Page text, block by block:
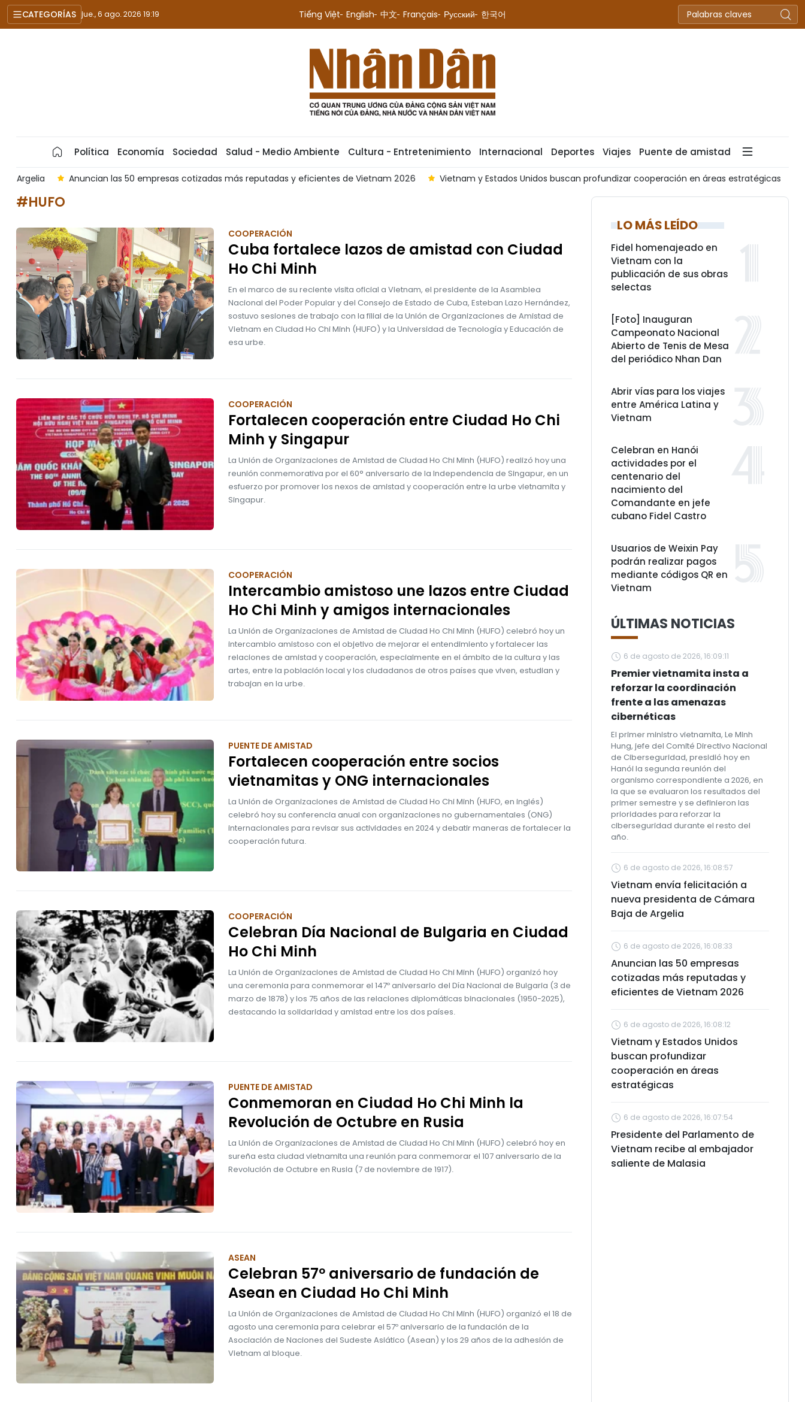
CATEGORÍAS jue., 6 ago. 2026 19:19 Tiếng Việt English 中文 Français Русский 한국어
Política Economía Sociedad Salud - Medio Ambiente Cultura - Entretenimiento Internacional Deportes Viajes Puente de amistad
Anuncian las 50 empresas cotizadas más reputadas y eficientes de Vietnam 2026 Vietnam y Estados Unidos buscan profundizar cooperación en áreas estratégicas
#HUFO
COOPERACIÓN
Cuba fortalece lazos de amistad con Ciudad
Ho Chi Minh
En el marco de su reciente visita oficial a Vietnam, el presidente de la Asamblea
Nacional del Poder Popular y del Consejo de Estado de Cuba, Esteban Lazo Hernández,
sostuvo sesiones de trabajo con la filial de la Unión de Organizaciones de Amistad de
Vietnam en Ciudad Ho Chi Minh (HUFO) y la Universidad de Tecnología y Educación de
esa urbe.
COOPERACIÓN
Fortalecen cooperación entre Ciudad Ho Chi
Minh y Singapur
La Unión de Organizaciones de Amistad de Ciudad Ho Chi Minh (HUFO) realizó hoy una
reunión conmemorativa por el 60° aniversario de la Independencia de Singapur, en un
esfuerzo por promover los nexos de amistad y cooperación entre la urbe vietnamita y
Singapur.
COOPERACIÓN
Intercambio amistoso une lazos entre Ciudad
Ho Chi Minh y amigos internacionales
La Unión de Organizaciones de Amistad de Ciudad Ho Chi Minh (HUFO) celebró hoy un
intercambio amistoso con el objetivo de mejorar el entendimiento y fortalecer las
relaciones de amistad y cooperación, especialmente en el ámbito de la cultura y las
artes, entre la población local y los ciudadanos de otros países que viven, estudian y
trabajan en la urbe.
PUENTE DE AMISTAD
Fortalecen cooperación entre socios
vietnamitas y ONG internacionales
La Unión de Organizaciones de Amistad de Ciudad Ho Chi Minh (HUFO, en inglés)
celebró hoy su conferencia anual con organizaciones no gubernamentales (ONG)
internacionales para revisar sus actividades en 2024 y debatir maneras de fortalecer la
cooperación futura.
COOPERACIÓN
Celebran Día Nacional de Bulgaria en Ciudad
Ho Chi Minh
La Unión de Organizaciones de Amistad de Ciudad Ho Chi Minh (HUFO) organizó hoy
una ceremonia para conmemorar el 147º aniversario del Día Nacional de Bulgaria (3 de
marzo de 1878) y los 75 años de las relaciones diplomáticas binacionales (1950-2025),
destacando la solidaridad y amistad entre los dos países.
PUENTE DE AMISTAD
Conmemoran en Ciudad Ho Chi Minh la
Revolución de Octubre en Rusia
La Unión de Organizaciones de Amistad de Ciudad Ho Chi Minh (HUFO) celebró hoy en
sureña esta ciudad vietnamita una reunión para conmemorar el 107 aniversario de la
Revolución de Octubre en Rusia (7 de noviembre de 1917).
ASEAN
Celebran 57º aniversario de fundación de
Asean en Ciudad Ho Chi Minh
La Unión de Organizaciones de Amistad de Ciudad Ho Chi Minh (HUFO) organizó el 18 de
agosto una ceremonia para celebrar el 57º aniversario de la fundación de la
Asociación de Naciones del Sudeste Asiático (Asean) y los 29 años de la adhesión de
Vietnam al bloque.
LO MÁS LEÍDO
Fidel homenajeado en
Vietnam con la
publicación de sus obras
selectas
[Foto] Inauguran
Campeonato Nacional
Abierto de Tenis de Mesa
del periódico Nhan Dan
Abrir vías para los viajes
entre América Latina y
Vietnam
Celebran en Hanói
actividades por el
centenario del
nacimiento del
Comandante en jefe
cubano Fidel Castro
Usuarios de Weixin Pay
podrán realizar pagos
mediante códigos QR en
Vietnam
ÚLTIMAS NOTICIAS
6 de agosto de 2026, 16:09:11
Premier vietnamita insta a
reforzar la coordinación
frente a las amenazas
cibernéticas
El primer ministro vietnamita, Le Minh
Hung, jefe del Comité Directivo Nacional
de Ciberseguridad, presidió hoy en
Hanói la segunda reunión del
organismo correspondiente a 2026, en
la que se evaluaron los resultados del
primer semestre y se definieron las
prioridades para reforzar la
ciberseguridad durante el resto del
año.
6 de agosto de 2026, 16:08:57
Vietnam envía felicitación a
nueva presidenta de Cámara
Baja de Argelia
6 de agosto de 2026, 16:08:33
Anuncian las 50 empresas
cotizadas más reputadas y
eficientes de Vietnam 2026
6 de agosto de 2026, 16:08:12
Vietnam y Estados Unidos
buscan profundizar
cooperación en áreas
estratégicas
6 de agosto de 2026, 16:07:54
Presidente del Parlamento de
Vietnam recibe al embajador
saliente de Malasia